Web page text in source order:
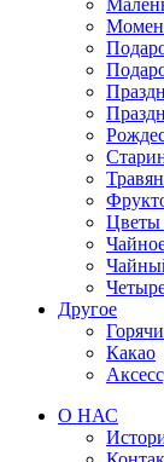
Цветы
Другое
Какао
О НАС